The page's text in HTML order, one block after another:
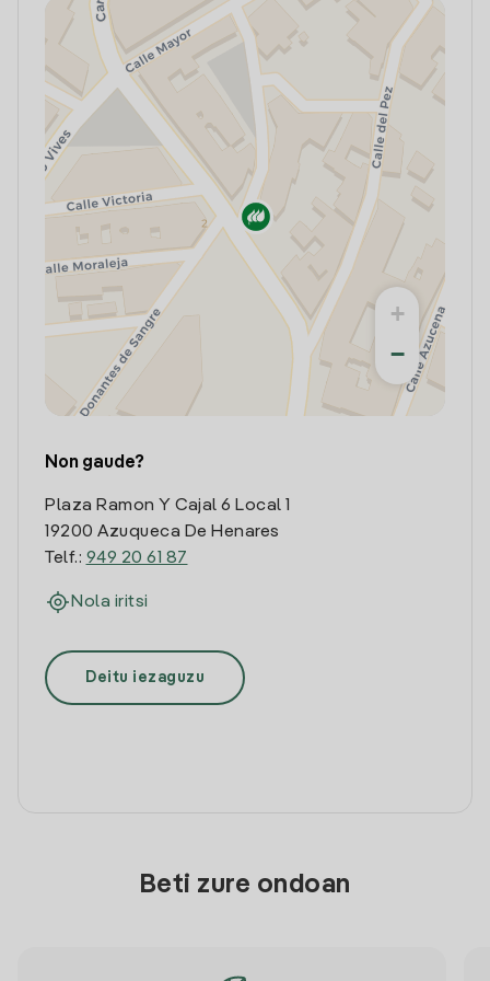
+
−
Non gaude?
Plaza Ramon Y Cajal 6 Local 1
19200 Azuqueca De Henares
Telf.: 949 20 61 87
Nola iritsi
Deitu iezaguzu
Beti zure ondoan